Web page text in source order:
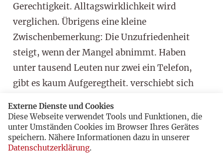
Gerechtigkeit. Alltagswirklichkeit wird
verglichen. Übrigens eine kleine
Zwischenbemerkung: Die Unzufriedenheit
steigt, wenn der Mangel abnimmt. Haben
unter tausend Leuten nur zwei ein Telefon,
gibt es kaum Aufgeregtheit. verschiebt sich
lautstark. Doch noch einmal zur
Alltagswirklichkeit: Freiheit ist untrennbar
mit der wirtschaftlichen Situation verbunden.
Externe Dienste und Cookies
Diese Webseite verwendet Tools und Funktionen, die
unter Umständen Cookies im Browser Ihres Gerätes
speichern. Nähere Informationen dazu in unserer
Datenschutzerklärung.